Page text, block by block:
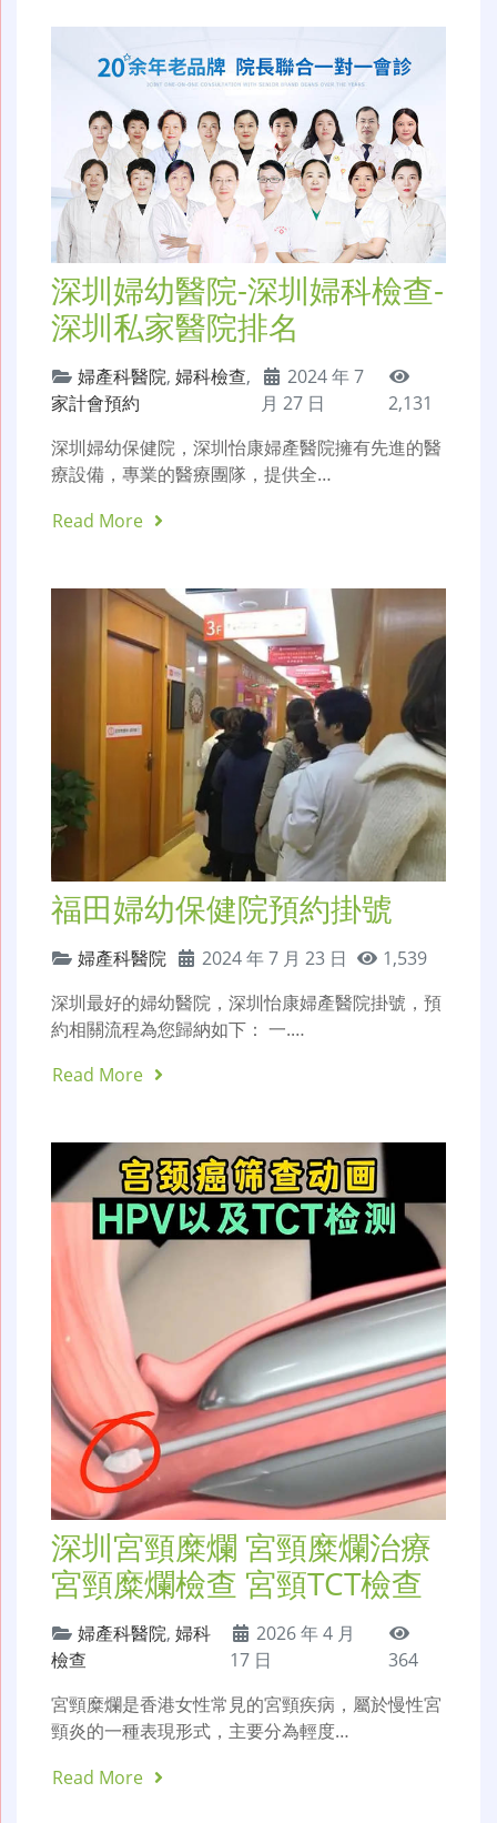
深圳婦幼醫院-深圳婦科檢查-
深圳私家醫院排名
婦產科醫院, 婦科檢查,
家計會預約
2024 年 7
月 27 日
2,131
深圳婦幼保健院，深圳怡康婦產醫院擁有先進的醫
療設備，專業的醫療團隊，提供全…
Read More
福田婦幼保健院預約掛號
婦產科醫院 2024 年 7 月 23 日
1,539
深圳最好的婦幼醫院，深圳怡康婦產醫院掛號，預
約相關流程為您歸納如下： 一.…
Read More
深圳宮頸糜爛 宮頸糜爛治療
宮頸糜爛檢查 宮頸TCT檢查
婦產科醫院, 婦科
檢查
2026 年 4 月
17 日
364
宮頸糜爛是香港女性常見的宮頸疾病，屬於慢性宮
頸炎的一種表現形式，主要分為輕度…
Read More